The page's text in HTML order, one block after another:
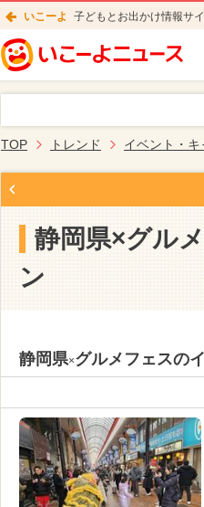
いこーよ 子どもとお出かけ情報サ
TOP トレンド イベント・キ
静岡県×グル
ン
静岡県×グルメフェスの